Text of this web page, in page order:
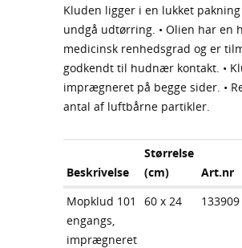
Kluden ligger i en lukket
undgå udtørring. • Olien har en
medicinsk renhedsgrad og er
godkendt til hudnær kontakt. •
imprægneret på begge sider. •
antal af luftbårne partikler.
Beskrivelse
Størrelse
(cm)
Art.nr
Mopklud 101
engangs,
imprægneret
60 x 24 133909